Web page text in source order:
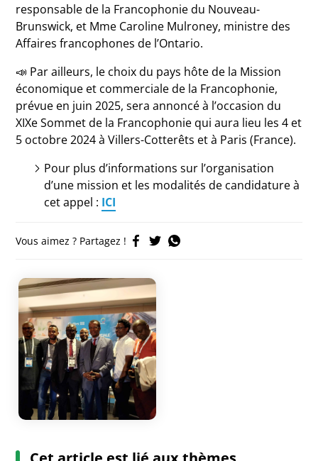
responsable de la Francophonie du Nouveau-
Brunswick, et Mme Caroline Mulroney, ministre des
Affaires francophones de l’Ontario.
📣 Par ailleurs, le choix du pays hôte de la Mission
économique et commerciale de la Francophonie,
prévue en juin 2025, sera annoncé à l’occasion du
XIXe Sommet de la Francophonie qui aura lieu les 4 et
5 octobre 2024 à Villers-Cotterêts et à Paris (France).
Pour plus d’informations sur l’organisation
d’une mission et les modalités de candidature à
cet appel : ICI
Vous aimez ? Partagez !